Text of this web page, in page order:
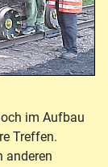
im Aufbau
Treffen.
anderen